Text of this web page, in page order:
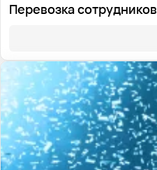
Перевозка сотрудников